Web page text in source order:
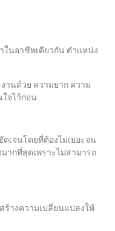
ในอาชีพเดียวกัน ตำแหน่ง
านด้วย ความยาก ความ
จไว้ก่อน
ดเจนโดยที่ต้องไม่เยอะจน
ากที่สุดเพราะไม่สามารถ
างความเปลี่ยนแปลงให้